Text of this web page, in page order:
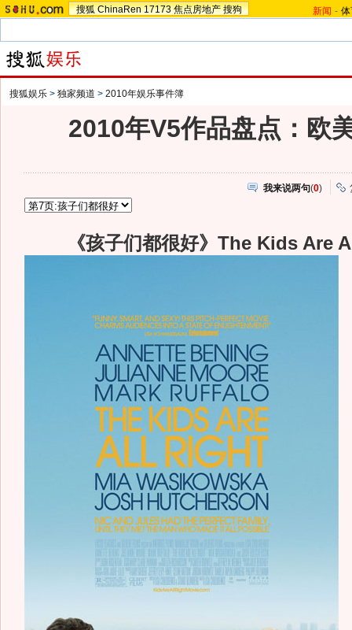
搜狐 ChinaRen 17173 焦点房地产 搜狗 新闻 -
搜狐娱乐 > 独家频道 > 2010年娱乐事件簿
2010年V5作品盘点：欧
我来说两句(0)
《孩子们都很好》The Kids Are